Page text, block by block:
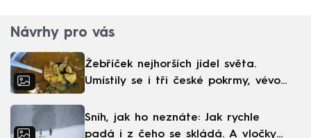
Návrhy pro vás
Žebříček nejhorších jídel světa.
Umístily se i tři české pokrmy, vévodí
Sníh, jak ho neznáte: Jak rychle
padá i z čeho se skládá. A vločky